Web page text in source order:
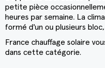
petite pièce
heures par semaine. La
formé d'un ou plusieurs
France chauffage solaire
dans cette catégorie.